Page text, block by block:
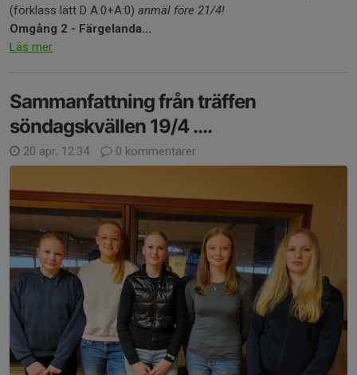
(förklass lätt D A:0+A:0) anmäl före 21/4!
Omgång 2 - Färgelanda...
Läs mer
Sammanfattning från träffen
söndagskvällen 19/4 ....
20 apr, 12:34 0 kommentarer